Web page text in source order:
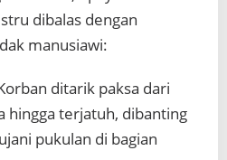
dibalas dengan
manusiawi:
ditarik paksa dari
hingga terjatuh, dibanting
pukulan di bagian